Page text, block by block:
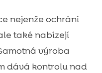
nejenže ochrání
také nabízejí
výroba
dává kontrolu nad